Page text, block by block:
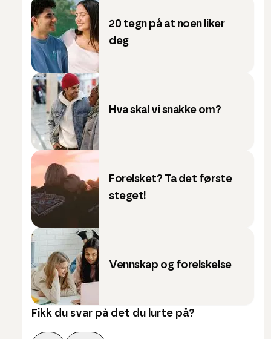
20 tegn på at noen liker
deg
Hva skal vi snakke om?
Forelsket? Ta det første
steget!
Vennskap og forelskelse
Fikk du svar på det du lurte på?